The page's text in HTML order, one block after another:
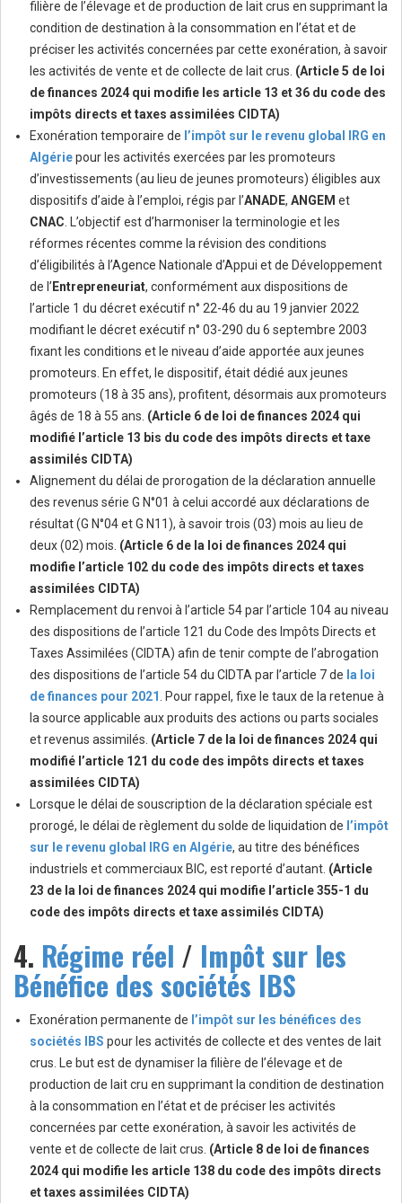
filière de l’élevage et de production de lait crus en supprimant la
condition de destination à la consommation en l’état et de
préciser les activités concernées par cette exonération, à savoir
les activités de vente et de collecte de lait crus. (Article 5 de loi
de finances 2024 qui modifie les article 13 et 36 du code des
impôts directs et taxes assimilées CIDTA)
Exonération temporaire de l’impôt sur le revenu global IRG en
Algériepour les activités exercées par les promoteurs
d’investissements (au lieu de jeunes promoteurs) éligibles aux
dispositifs d’aide à l’emploi, régis par l’ANADE, ANGEM et
CNAC . L’objectif est d’harmoniser la terminologie et les
réformes récentes comme la révision des conditions
d’éligibilités à l’Agence Nationale d’Appui et de Développement
de l’ Entrepreneuriat, conformément aux dispositions de
l’article 1 du décret exécutif n° 22-46 du au 19 janvier 2022
modifiant le décret exécutif n° 03-290 du 6 septembre 2003
fixant les conditions et le niveau d’aide apportée aux jeunes
promoteurs. En effet, le dispositif, était dédié aux jeunes
promoteurs (18 à 35 ans), profitent, désormais aux promoteurs
âgés de 18 à 55 ans. (Article 6 de loi de finances 2024 qui
modifié l’article 13 bis du code des impôts directs et taxe
assimilés CIDTA)
Alignement du délai de prorogation de la déclaration annuelle
des revenus série G N°01 à celui accordé aux déclarations de
résultat (G N°04 et G N11), à savoir trois (03) mois au lieu de
deux (02) mois. (Article 6 de la loi de finances 2024 qui
modifie l’article 102 du code des impôts directs et taxes
assimilées CIDTA)
Remplacement du renvoi à l’article 54 par l’article 104 au niveau
des dispositions de l’article 121 du Code des Impôts Directs et
Taxes Assimilées (CIDTA) afin de tenir compte de l’abrogation
des dispositions de l’article 54 du CIDTA par l’article 7 de la loi
de finances pour 2021
. Pour rappel, fixe le taux de la retenue à
la source applicable aux produits des actions ou parts sociales
et revenus assimilés. (Article 7 de la loi de finances 2024 qui
modifié l’article 121 du code des impôts directs et taxes
assimilées CIDTA)
Lorsque le délai de souscription de la déclaration spéciale est
prorogé, le délai de règlement du solde de liquidation de l’impôt
sur le revenu global IRG en Algérie, au titre des bénéfices
industriels et commerciaux BIC, est reporté d’autant. (Article
23 de la loi de finances 2024 qui modifie l’article 355-1 du
code des impôts directs et taxe assimilés CIDTA)
4. Régime réel / Impôt sur les
Bénéfice des sociétés IBS
Exonération permanente de l’impôt sur les bénéfices des
sociétés IBS pour les activités de collecte et des ventes de lait
crus. Le but est de dynamiser la filière de l’élevage et de
production de lait cru en supprimant la condition de destination
à la consommation en l’état et de préciser les activités
concernées par cette exonération, à savoir les activités de
vente et de collecte de lait crus. (Article 8 de loi de finances
2024 qui modifie les article 138 du code des impôts directs
et taxes assimilées CIDTA)